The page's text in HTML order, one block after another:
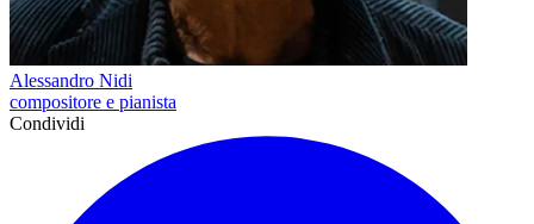
Alessandro Nidi
compositore e pianista
Condividi